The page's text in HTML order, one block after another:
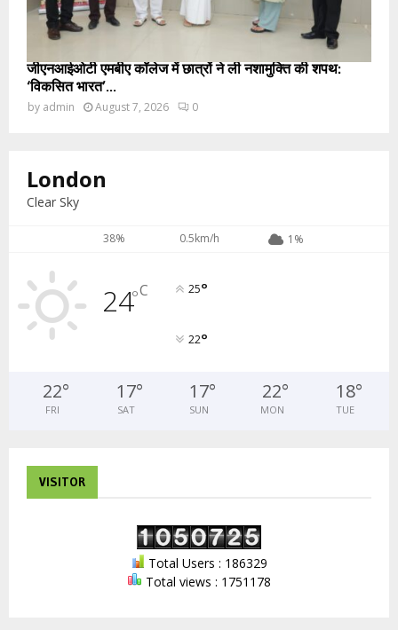
जीएनआईओटी एमबीए कॉलेज में छात्रों ने ली नशामुक्ति की शपथ:
‘विकसित भारत’...
by admin August 7, 2026 0
London
Clear Sky
38% 0.5km/h 1%
24°C 25°
22°
22°
FRI
17°
SAT
17°
SUN
22°
MON
18°
TUE
VISITOR
Total Users : 186329
Total views : 1751178